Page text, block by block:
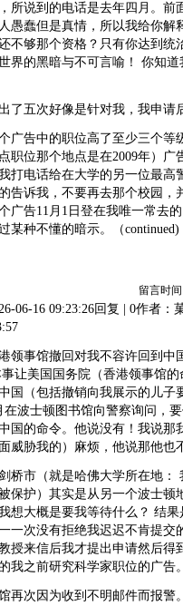
所说到的电话是去年四月。前
愚蠢但是真情，所以我给你解
不够那个资格？只有你达到统
界的黑暗与不可言喻！ 你知
了五次好像是针对我，我申请
广告中的职位高了至少三个等
职位那个地点是在2009年）广
打电话给在大学的另一位最高
告诉我，不要再去那个校园，
广告11月1日登在我唯一常去
某种不懂的暗示。（continued)
留言时间
06-16 09:23:26回复 | 0作者：
领事馆撤回对我不容许回到中
让美国国务院（香港领事馆
国（包括撤销向我展示的儿子
在波士顿图书馆向警察询问，
国的命令。他说没有！我说那
威胁我的）麻烦，他说那他也
桥市（就是哈佛大学所在地：
保护）其实是从另一个波士顿
想大概是要我等待什么？ 结
一次没有拒绝我迟迟不肯提交
授来信后我才提出申请然后得
我之前研究科学家职位的广告
再次因为收到不明邮件而报警